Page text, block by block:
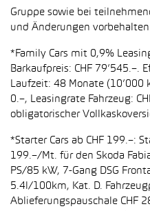
Gruppe sowie bei
und Änderungen
*Family Cars mit 0,9%
Barkaufpreis: CHF 79’545.–.
Laufzeit: 48 Monate (10’000
0.–, Leasingrate Fahrzeug:
obligatorischer
*Starter Cars ab CHF 199.–:
199.–/Mt. für den Skoda
PS/85 kW, 7-Gang DSG
5.4l/100km, Kat. D.
Ablieferungspauschale CHF